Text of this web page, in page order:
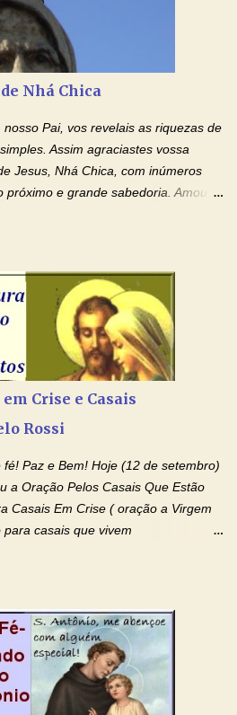
Preciso que a força e o poder de
a mais profunda dor ao serem
me e curem-me agora. Jesus, não
também por todos aqueles que mais
de cura física e
de tuas Mãos
poderosas. Eu reconheço,
e da infinidade dos meus ...
Nhá Chica
Pai, vos revelais as riquezas de
Assim agraciastes vossa
Jesus, Nhá Chica, com inúmeros
próximo e grande sabedoria. Amou a
Filho, na unidade do Espírito Santo.
(Oração para obter os favores
da Serva de Deus Nhá Chica)
ou intercalados) Nhá Chica,
entre a Bondade Divina e as
vos, como favor espiritual, que
o meu pedido urgente (Fazer
no vosso coração bondoso as
Crise e Casais
Rossi
Paz e Bem! Hoje (12 de setembro)
a Oração Pelos Casais Que Estão
Casais Em Crise ( oração a Virgem
casais que vivem
de Fé, pela cura dos
está doente? Você está
de Fé e entre nesta corrente
o Amor Ágape de Jesus curar e
Adriana-Devoção e Fé